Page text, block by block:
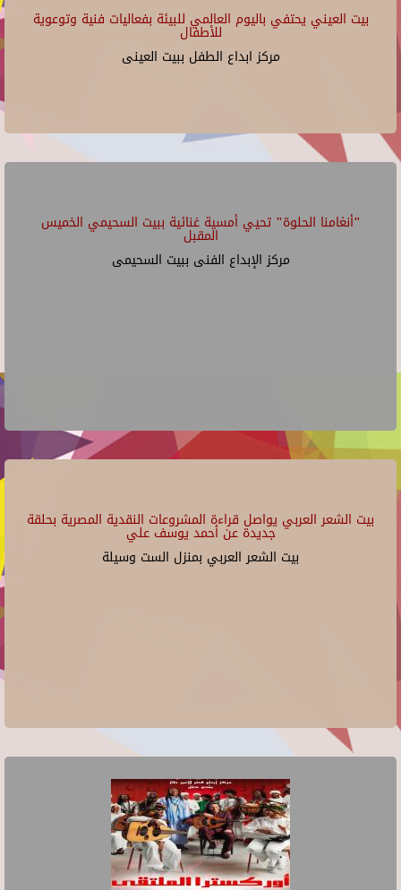
بيت العيني يحتفي باليوم العالمي للبيئة بفعاليات فنية وتوعوية
للأطفال
مركز ابداع الطفل ببيت العينى
"أنغامنا الحلوة" تحيي أمسية غنائية ببيت السحيمي الخميس
المقبل
مركز الإبداع الفنى ببيت السحيمى
بيت الشعر العربي يواصل قراءة المشروعات النقدية المصرية بحلقة
جديدة عن أحمد يوسف علي
بيت الشعر العربي بمنزل الست وسيلة